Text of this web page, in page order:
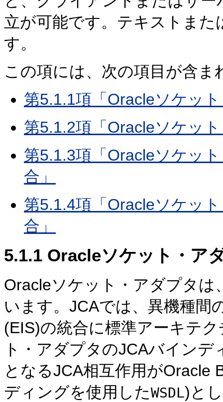
立が可能です。テキストま
す。
この項には、次の項目が含ま
第5.1.1項「Oracleソケッ
第5.1.2項「Oracleソケッ
第5.1.3項「Oracleソケッ
合」
第5.1.4項「Oracleソケッ
合」
5.1.1 Oracleソケット・ア
Oracleソケット・アダプタは
います。JCAでは、異機種間
(EIS)の統合に標準アーキテ
ト・アダプタのJCAバイン
となるJCA相互作用がOracle
ディングを使用したWSDL)と